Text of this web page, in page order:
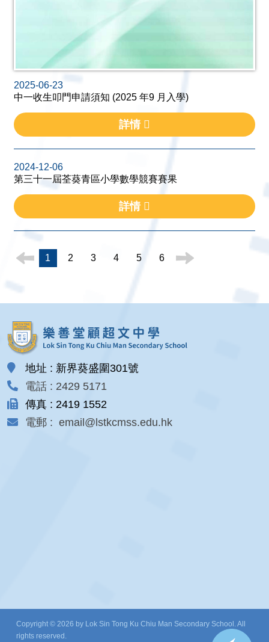
2025-06-23
中一收生叩門申請須知 (2025 年9 月入學)
詳情
2024-12-06
第三十一屆荃葵青區小學數學競賽賽果
詳情
1 2 3 4 5 6
地址 : 新界葵盛圍301號
電話 : 2429 5171
傳真 : 2419 1552
電郵 : email@lstkcmss.edu.hk
Copyright © 2026 by Lok Sin Tong Ku Chiu Man Secondary School. All
rights reserved.